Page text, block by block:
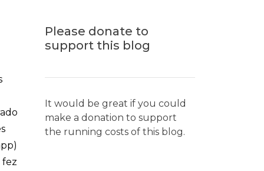
fez
Please donate to
support this blog
It would be great if you could
make a donation to support
the running costs of this blog.